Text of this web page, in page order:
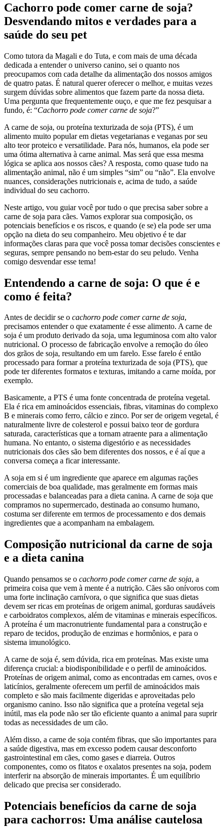
Cachorro pode comer carne de soja?
Desvendando mitos e verdades para a
saúde do seu pet
Como tutora da Magali e do Tuta, e com mais de uma década
dedicada a entender o universo canino, sei o quanto nos
preocupamos com cada detalhe da alimentação dos nossos amigos
de quatro patas. É natural querer oferecer o melhor, e muitas vezes
surgem dúvidas sobre alimentos que fazem parte da nossa dieta.
Uma pergunta que frequentemente ouço, e que me fez pesquisar a
fundo, é: “Cachorro pode comer carne de soja?”
A carne de soja, ou proteína texturizada de soja (PTS), é um
alimento muito popular em dietas vegetarianas e veganas por seu
alto teor proteico e versatilidade. Para nós, humanos, ela pode ser
uma ótima alternativa à carne animal. Mas será que essa mesma
lógica se aplica aos nossos cães? A resposta, como quase tudo na
alimentação animal, não é um simples “sim” ou “não”. Ela envolve
nuances, considerações nutricionais e, acima de tudo, a saúde
individual do seu cachorro.
Neste artigo, vou guiar você por tudo o que precisa saber sobre a
carne de soja para cães. Vamos explorar sua composição, os
potenciais benefícios e os riscos, e quando (e se) ela pode ser uma
opção na dieta do seu companheiro. Meu objetivo é te dar
informações claras para que você possa tomar decisões conscientes e
seguras, sempre pensando no bem-estar do seu peludo. Venha
comigo desvendar esse tema!
Entendendo a carne de soja: O que é e
como é feita?
Antes de decidir se o cachorro pode comer carne de soja,
precisamos entender o que exatamente é esse alimento. A carne de
soja é um produto derivado da soja, uma leguminosa com alto valor
nutricional. O processo de fabricação envolve a remoção do óleo
dos grãos de soja, resultando em um farelo. Esse farelo é então
processado para formar a proteína texturizada de soja (PTS), que
pode ter diferentes formatos e texturas, imitando a carne moída, por
exemplo.
Basicamente, a PTS é uma fonte concentrada de proteína vegetal.
Ela é rica em aminoácidos essenciais, fibras, vitaminas do complexo
B e minerais como ferro, cálcio e zinco. Por ser de origem vegetal, é
naturalmente livre de colesterol e possui baixo teor de gordura
saturada, características que a tornam atraente para a alimentação
humana. No entanto, o sistema digestório e as necessidades
nutricionais dos cães são bem diferentes dos nossos, e é aí que a
conversa começa a ficar interessante.
A soja em si é um ingrediente que aparece em algumas rações
comerciais de boa qualidade, mas geralmente em formas mais
processadas e balanceadas para a dieta canina. A carne de soja que
compramos no supermercado, destinada ao consumo humano,
costuma ser diferente em termos de processamento e dos demais
ingredientes que a acompanham na embalagem.
Composição nutricional da carne de soja
e a dieta canina
Quando pensamos se o cachorro pode comer carne de soja, a
primeira coisa que vem à mente é a nutrição. Cães são onívoros com
uma forte inclinação carnívora, o que significa que suas dietas
devem ser ricas em proteínas de origem animal, gorduras saudáveis
e carboidratos complexos, além de vitaminas e minerais específicos.
A proteína é um macronutriente fundamental para a construção e
reparo de tecidos, produção de enzimas e hormônios, e para o
sistema imunológico.
A carne de soja é, sem dúvida, rica em proteínas. Mas existe uma
diferença crucial: a biodisponibilidade e o perfil de aminoácidos.
Proteínas de origem animal, como as encontradas em carnes, ovos e
laticínios, geralmente oferecem um perfil de aminoácidos mais
completo e são mais facilmente digeridas e aproveitadas pelo
organismo canino. Isso não significa que a proteína vegetal seja
inútil, mas ela pode não ser tão eficiente quanto a animal para suprir
todas as necessidades de um cão.
Além disso, a carne de soja contém fibras, que são importantes para
a saúde digestiva, mas em excesso podem causar desconforto
gastrointestinal em cães, como gases e diarreia. Outros
componentes, como os fitatos e oxalatos presentes na soja, podem
interferir na absorção de minerais importantes. É um equilíbrio
delicado que precisa ser considerado.
Potenciais benefícios da carne de soja
para cachorros: Uma análise cautelosa